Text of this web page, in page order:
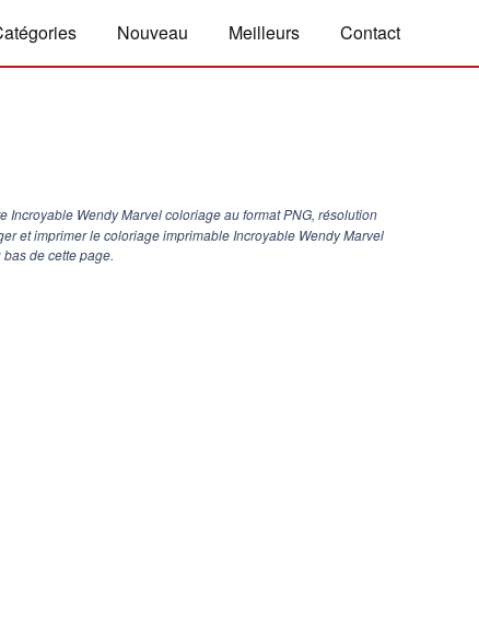
Nouveau Meilleurs Contact
Incroyable Wendy Marvel coloriage au format PNG, résolution
et imprimer le coloriage imprimable Incroyable Wendy Marvel
de cette page.